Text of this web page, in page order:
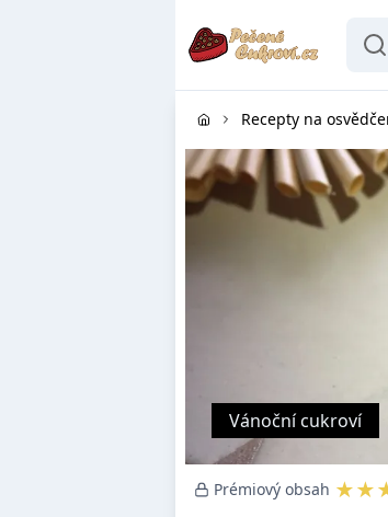
Recepty na
Vánoční cukroví
Prémiový obsah